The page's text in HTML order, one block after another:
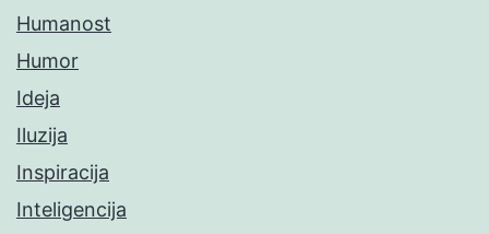
Humanost
Humor
Ideja
Iluzija
Inspiracija
Inteligencija